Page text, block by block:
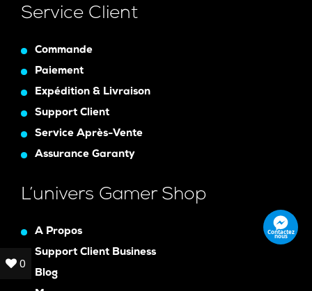
Service Client
Commande
Paiement
Expédition & Livraison
Support Client
Service Après-Vente
Assurance Garanty
L’univers Gamer Shop
A Propos
Support Client Business
Blog
Contactez
nous
0
0